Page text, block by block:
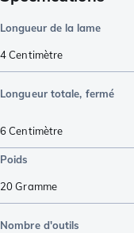
Longueur de la lame
4Centimètre
Longueur totale, fermé
6Centimètre
Poids
20Gramme
Nombre d'outils